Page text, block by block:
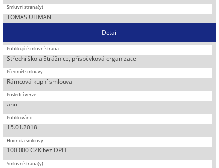
TOMÁŠ UHMAN
Detail
Střední škola Strážnice, příspěvková organizace
Rámcová kupní smlouva
ano
15.01.2018
100 000 CZK bez DPH